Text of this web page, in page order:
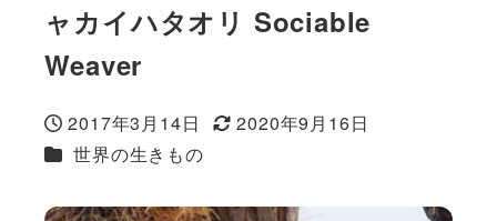
ャカイハタオリ Sociable
Weaver
投稿日
2017年3月14日
更新日
2020年9月16日
カテゴリー
世界の生きもの